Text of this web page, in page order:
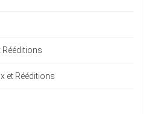
Rééditions
et Rééditions